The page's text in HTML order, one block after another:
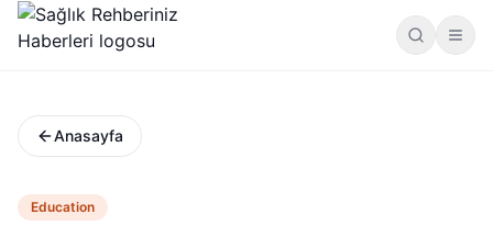
Anasayfa
Education